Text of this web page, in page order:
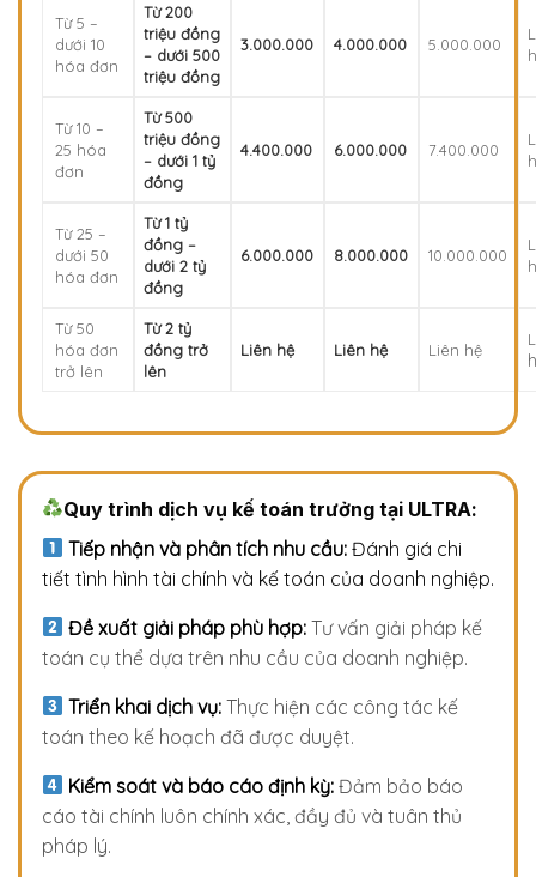
Từ 5 –
dưới 10
hóa đơn
Từ 200
triệu đồng
– dưới 500
triệu đồng
3.000.000 4.000.000 5.000.000
Từ 10 –
25 hóa
đơn
Từ 500
triệu đồng
– dưới 1 tỷ
đồng
4.400.000 6.000.000 7.400.000
Từ 25 –
dưới 50
hóa đơn
Từ 1 tỷ
đồng –
dưới 2 tỷ
đồng
6.000.000 8.000.000 10.000.000
Từ 50
hóa đơn
trở lên
Từ 2 tỷ
đồng trở
lên
Liên hệ Liên hệ Liên hệ
Quy trình dịch vụ kế toán trưởng tại ULTRA:
Tiếp nhận và phân tích nhu cầu: Đánh giá chi
tiết tình hình tài chính và kế toán của doanh nghiệp.
Đề xuất giải pháp phù hợp: Tư vấn giải pháp kế
toán cụ thể dựa trên nhu cầu của doanh nghiệp.
Triển khai dịch vụ: Thực hiện các công tác kế
toán theo kế hoạch đã được duyệt.
Kiểm soát và báo cáo định kỳ: Đảm bảo báo
cáo tài chính luôn chính xác, đầy đủ và tuân thủ
pháp lý.